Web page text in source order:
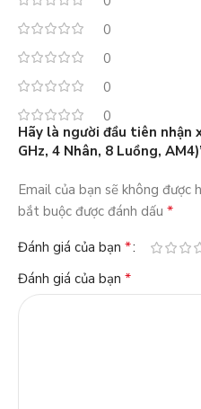
0
0
0
0
Hãy là người đầu tiên nhận
GHz, 4 Nhân, 8 Luồng,
Email của bạn sẽ không được
bắt buộc được đánh dấu *
Đánh giá của bạn *
Đánh giá của bạn *